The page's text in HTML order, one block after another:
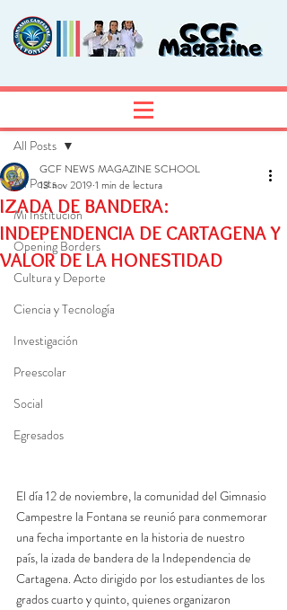
All Posts
Mi Institución
Opening Borders
Cultura y Deporte
Ciencia y Tecnología
Investigación
Preescolar
Social
Egresados
All Posts
IZADA DE BANDERA:
INDEPENDENCIA DE CARTAGENA Y
VALOR DE LA HONESTIDAD
GCF NEWS MAGAZINE SCHOOL
13 nov 2019 1 min de lectura
El día 12 de noviembre, la comunidad del Gimnasio
Campestre la Fontana se reunió para conmemorar
una fecha importante en la historia de nuestro
país, la izada de bandera de la Independencia de
Cartagena. Acto dirigido por los estudiantes de los
grados cuarto y quinto, quienes organizaron